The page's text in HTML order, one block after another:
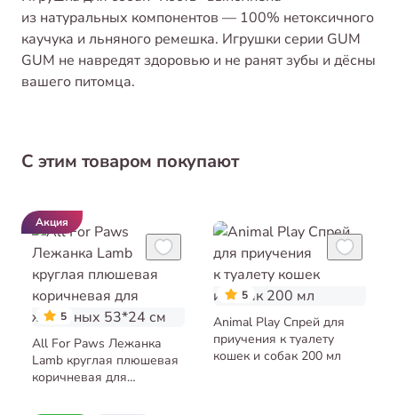
из натуральных компонентов — 100% нетоксичного
каучука и льняного ремешка. Игрушки серии GUM
GUM не навредят здоровью и не ранят зубы и дёсны
вашего питомца.
С этим товаром покупают
Акция
5
All For Paws Лежанка
Lamb круглая плюшевая
коричневая для
5
Animal Play Спрей для
приучения к туалету
кошек и собак 200 мл